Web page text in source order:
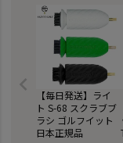
【毎日発送】ライ
ト S-68 スクラブブ
ラシ ゴルフイット
日本正規品